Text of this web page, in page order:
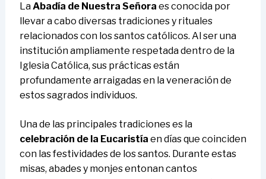
LaAbadía de Nuestra Señora es conocida por
llevar a cabo diversas tradiciones y rituales
relacionados con los santos católicos. Al ser una
institución ampliamente respetada dentro de la
Iglesia Católica, sus prácticas están
profundamente arraigadas en la veneración de
estos sagrados individuos.
Una de las principales tradiciones es la
celebración de la Eucaristía en días que coinciden
con las festividades de los santos. Durante estas
misas, abades y monjes entonan cantos